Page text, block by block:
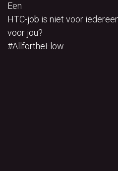
Een
HTC-job is niet voor
voor jou?
#AllfortheFlow